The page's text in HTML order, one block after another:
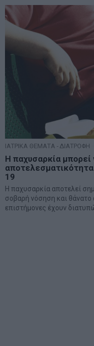
ΙΑΤΡΙΚΑ ΘΕΜΑΤΑ - ΔΙΑΤΡΟΦΗ
Η παχυσαρκία μπορεί
19
H παχυσαρκία αποτελεί
σοβαρή νόσηση και θάνατο
επιστήμονες έχουν